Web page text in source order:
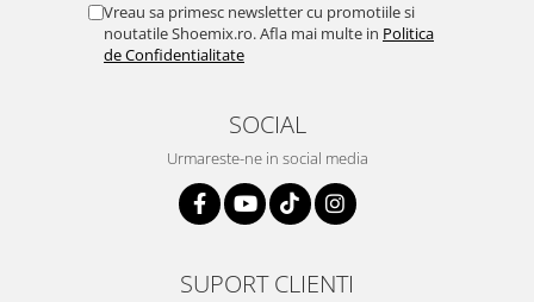
Vreau sa primesc newsletter cu promotiile si
noutatile Shoemix.ro. Afla mai multe in Politica
de Confidentialitate
SOCIAL
Urmareste-ne in social media
SUPORT CLIENTI